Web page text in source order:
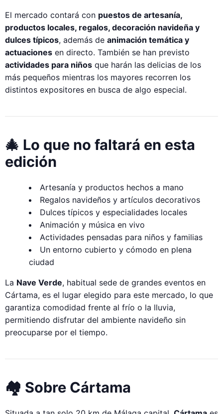
El mercado contará con puestos de artesanía,
productos locales, regalos, decoración navideña y
dulces típicos, además de animación temática y
actuaciones en directo. También se han previsto
actividades para niños que harán las delicias de los
más pequeños mientras los mayores recorren los
distintos expositores en busca de algo especial.
🎄 Lo que no faltará en esta
edición
Artesanía y productos hechos a mano
Regalos navideños y artículos decorativos
Dulces típicos y especialidades locales
Animación y música en vivo
Actividades pensadas para niños y familias
Un entorno cubierto y cómodo en plena
ciudad
La Nave Verde, habitual sede de grandes eventos en
Cártama, es el lugar elegido para este mercado, lo que
garantiza comodidad frente al frío o la lluvia,
permitiendo disfrutar del ambiente navideño sin
preocuparse por el tiempo.
🏘️ Sobre Cártama